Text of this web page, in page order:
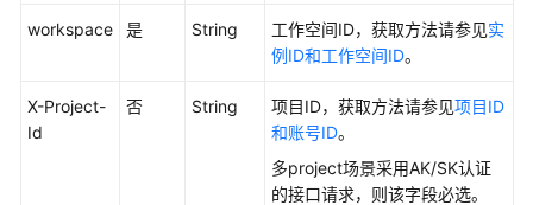
集
workspace 是 String 工作空间ID，获取方法请参见实
例ID和工作空间ID。
X-Project-
Id
否 String 项目ID，获取方法请参见项目ID
和账号ID。
多project场景采用AK/SK认证
的接口请求，则该字段必选。